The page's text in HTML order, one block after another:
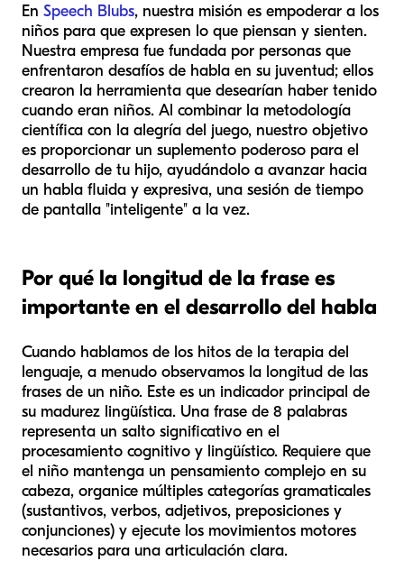
En Speech Blubs, nuestra misión es empoderar a los
niños para que expresen lo que piensan y sienten.
Nuestra empresa fue fundada por personas que
enfrentaron desafíos de habla en su juventud; ellos
crearon la herramienta que desearían haber tenido
cuando eran niños. Al combinar la metodología
científica con la alegría del juego, nuestro objetivo
es proporcionar un suplemento poderoso para el
desarrollo de tu hijo, ayudándolo a avanzar hacia
un habla fluida y expresiva, una sesión de tiempo
de pantalla "inteligente" a la vez.
Por qué la longitud de la frase es
importante en el desarrollo del habla
Cuando hablamos de los hitos de la terapia del
lenguaje, a menudo observamos la longitud de las
frases de un niño. Este es un indicador principal de
su madurez lingüística. Una frase de 8 palabras
representa un salto significativo en el
procesamiento cognitivo y lingüístico. Requiere que
el niño mantenga un pensamiento complejo en su
cabeza, organice múltiples categorías gramaticales
(sustantivos, verbos, adjetivos, preposiciones y
conjunciones) y ejecute los movimientos motores
necesarios para una articulación clara.